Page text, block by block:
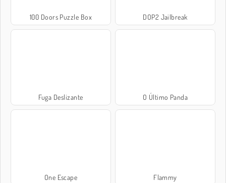
100 Doors Puzzle Box DOP2 Jailbreak
Fuga Deslizante O Último Panda
One Escape Flammy